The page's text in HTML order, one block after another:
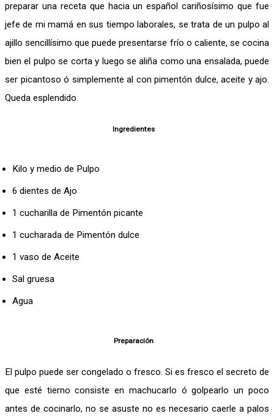
preparar una receta que hacia un español cariñosísimo que fue
jefe de mi mamá en sus tiempo laborales, se trata de un pulpo al
ajillo sencillísimo que puede presentarse frío o caliente, se cocina
bien el pulpo se corta y luego se aliña como una ensalada, puede
ser picantoso ó simplemente al con pimentón dulce, aceite y ajo.
Queda esplendido.
Ingredientes
Kilo y medio de Pulpo
6 dientes de Ajo
1 cucharilla de Pimentón picante
1 cucharada de Pimentón dulce
1 vaso de Aceite
Sal gruesa
Agua
Preparación
El pulpo puede ser congelado o fresco. Si es fresco el secreto de
que esté tierno consiste en machucarlo ó golpearlo un poco
antes de cocinarlo, no se asuste no es necesario caerle a palos